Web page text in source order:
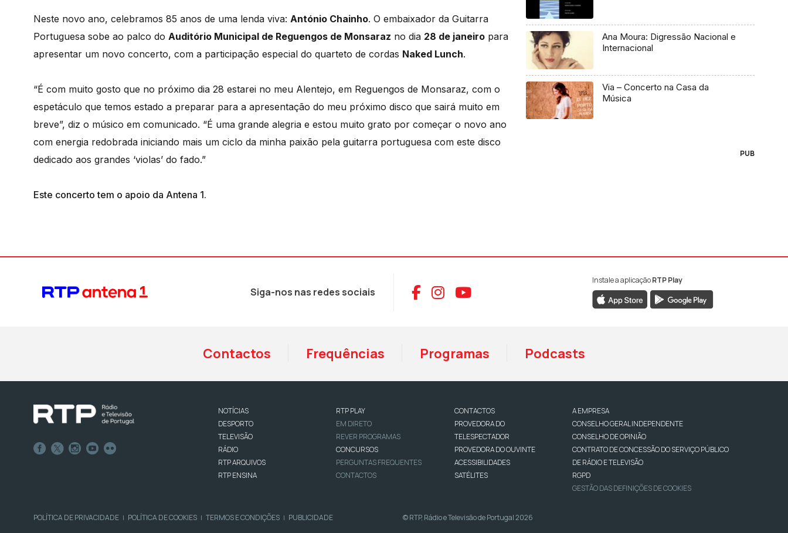
Neste novo ano, celebramos 85 anos de uma lenda viva: António Chainho. O embaixador da Guitarra
Portuguesa sobe ao palco do Auditório Municipal de Reguengos de Monsaraz no dia 28 de janeiro para
apresentar um novo concerto, com a participação especial do quarteto de cordas Naked Lunch.
“É com muito gosto que no próximo dia 28 estarei no meu Alentejo, em Reguengos de Monsaraz, com o
espetáculo que temos estado a preparar para a apresentação do meu próximo disco que sairá muito em
breve”, diz o músico em comunicado. “É uma grande alegria e estou muito grato por começar o novo ano
com energia redobrada iniciando mais um ciclo da minha paixão pela guitarra portuguesa com este disco
dedicado aos grandes ‘violas’ do fado.”
Este concerto tem o apoio da Antena 1.
Ana Moura: Digressão Nacional e
Internacional
Via – Concerto na Casa da
Música
PUB
Siga-nos nas redes sociais Aceder ao Facebook da RTP Antena 1
Aceder ao Instagram da RTP Antena 1
Aceder ao YouTube da RTP Antena 1
Instale a aplicaçãoRTP Play
Contactos Frequências Programas Podcasts
NOTÍCIAS
DESPORTO
TELEVISÃO
RÁDIO
RTP ARQUIVOS
RTP ENSINA
RTP PLAY
EM DIRETO
REVER PROGRAMAS
CONCURSOS
PERGUNTAS FREQUENTES
CONTACTOS
CONTACTOS
PROVEDORA DO
TELESPECTADOR
PROVEDORA DO OUVINTE
ACESSIBILIDADES
SATÉLITES
A EMPRESA
CONSELHO GERAL INDEPENDENTE
CONSELHO DE OPINIÃO
CONTRATO DE CONCESSÃO DO SERVIÇO PÚBLICO
DE RÁDIO E TELEVISÃO
RGPD
GESTÃO DAS DEFINIÇÕES DE COOKIES
POLÍTICA DE PRIVACIDADE | POLÍTICA DE COOKIES | TERMOS E CONDIÇÕES | PUBLICIDADE © RTP, Rádio e Televisão de Portugal 2026